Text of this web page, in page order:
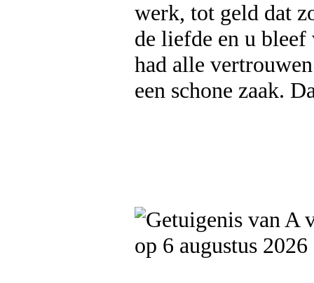
werk, tot geld dat
de liefde en u
had alle
een schone zaak.
op 6 augustus 2026